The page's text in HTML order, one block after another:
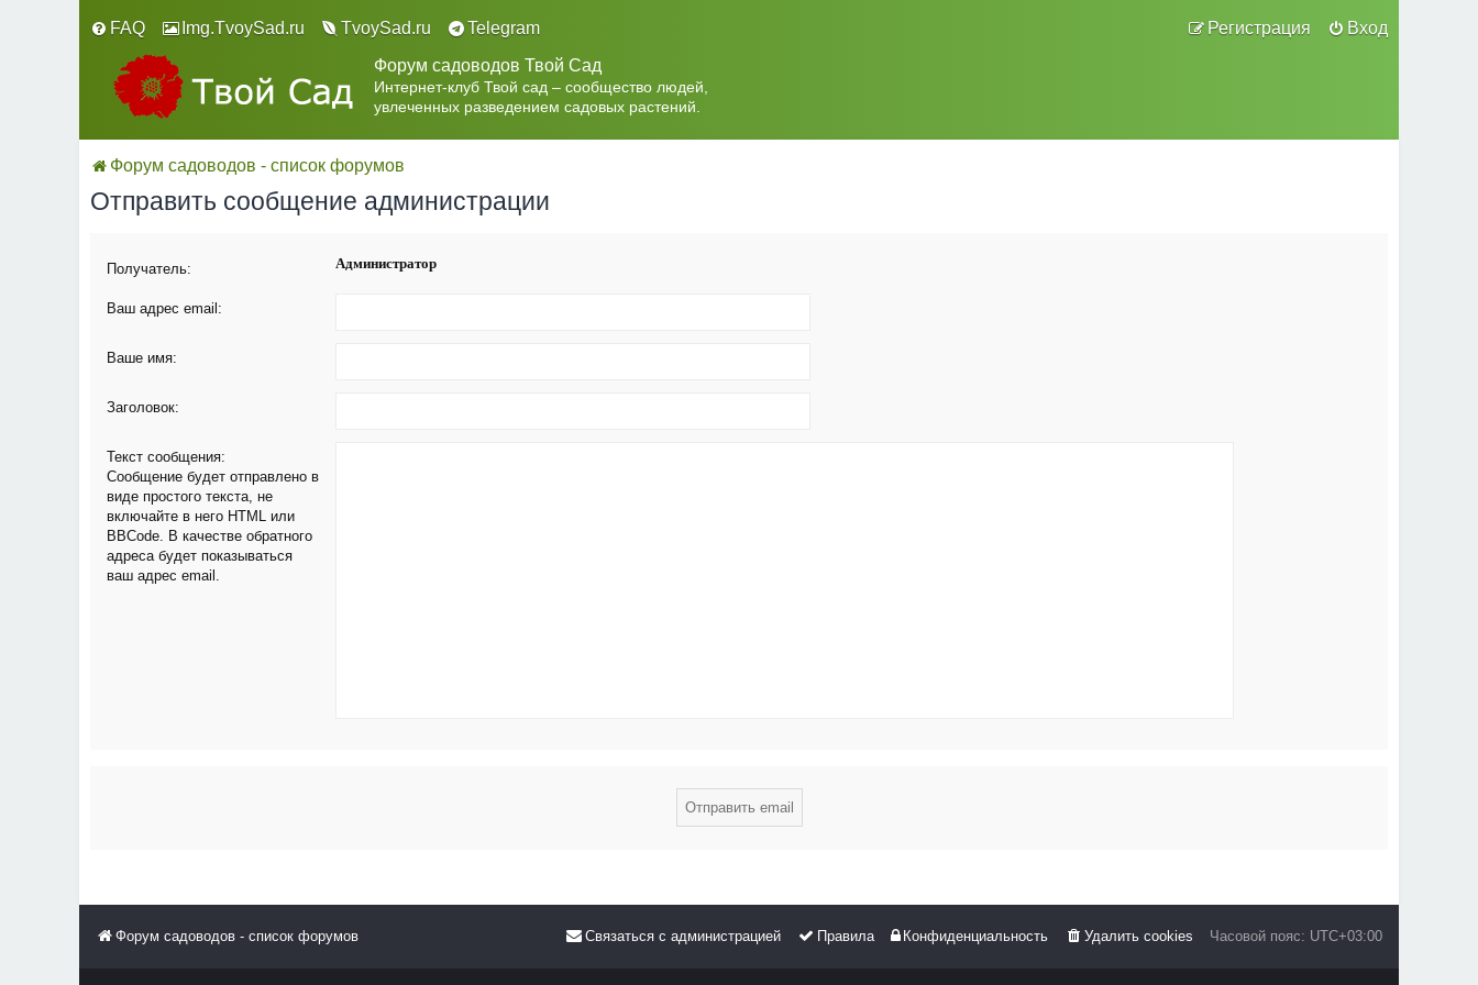
FAQ Вход
Регистрация
Img.TvoySad.ru TvoySad.ru
Telegram
Форум садоводов Твой Сад
Интернет-клуб Твой сад – сообщество людей,
увлеченных разведением садовых растений.
Форум садоводов - список форумов
Отправить сообщение администрации
Получатель: Администратор
Ваш адрес email:
Ваше имя:
Заголовок:
Текст сообщения:
Сообщение будет отправлено в
виде простого текста, не
включайте в него HTML или
BBCode. В качестве обратного
адреса будет показываться
ваш адрес email.
Форум садоводов - список форумов Часовой пояс: UTC+03:00
Удалить cookies
Конфиденциальность
Правила
Связаться с администрацией